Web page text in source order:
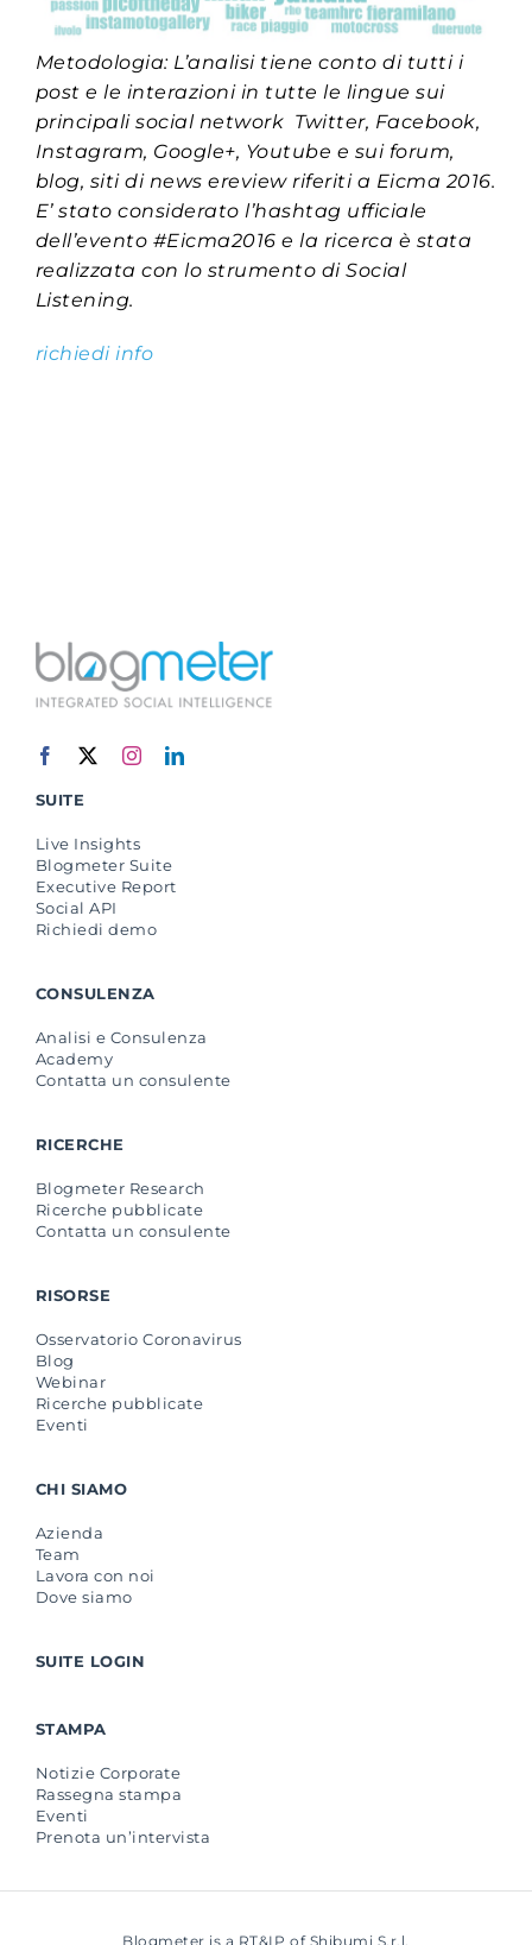
Metodologia: L’analisi tiene conto di tutti i
post e le interazioni in tutte le lingue sui
principali social network Twitter, Facebook,
Instagram, Google+, Youtube e sui forum,
blog, siti di news ereview riferiti a Eicma 2016.
E’ stato considerato l’hashtag ufficiale
dell’evento #Eicma2016 e la ricerca è stata
realizzata con lo strumento di Social
Listening.
richiedi info
SUITE
Live Insights
Blogmeter Suite
Executive Report
Social API
Richiedi demo
CONSULENZA
Analisi e Consulenza
Academy
Contatta un consulente
RICERCHE
Blogmeter Research
Ricerche pubblicate
Contatta un consulente
RISORSE
Osservatorio Coronavirus
Blog
Webinar
Ricerche pubblicate
Eventi
CHI SIAMO
Azienda
Team
Lavora con noi
Dove siamo
SUITE LOGIN
STAMPA
Notizie Corporate
Rassegna stampa
Eventi
Prenota un’intervista
Blogmeter is a RT&IP of Shibumi S.r.l.